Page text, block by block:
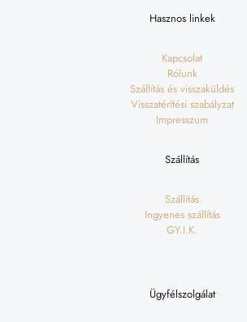
Hasznos linkek
Kapcsolat
Rólunk
Szállítás és visszaküldés
Visszatérítési szabályzat
Impresszum
Szállítás
Szállítás
Ingyenes szállítás
GY.I.K.
Ügyfélszolgálat